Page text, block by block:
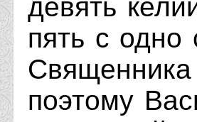
девять
пять с одно
поэтому